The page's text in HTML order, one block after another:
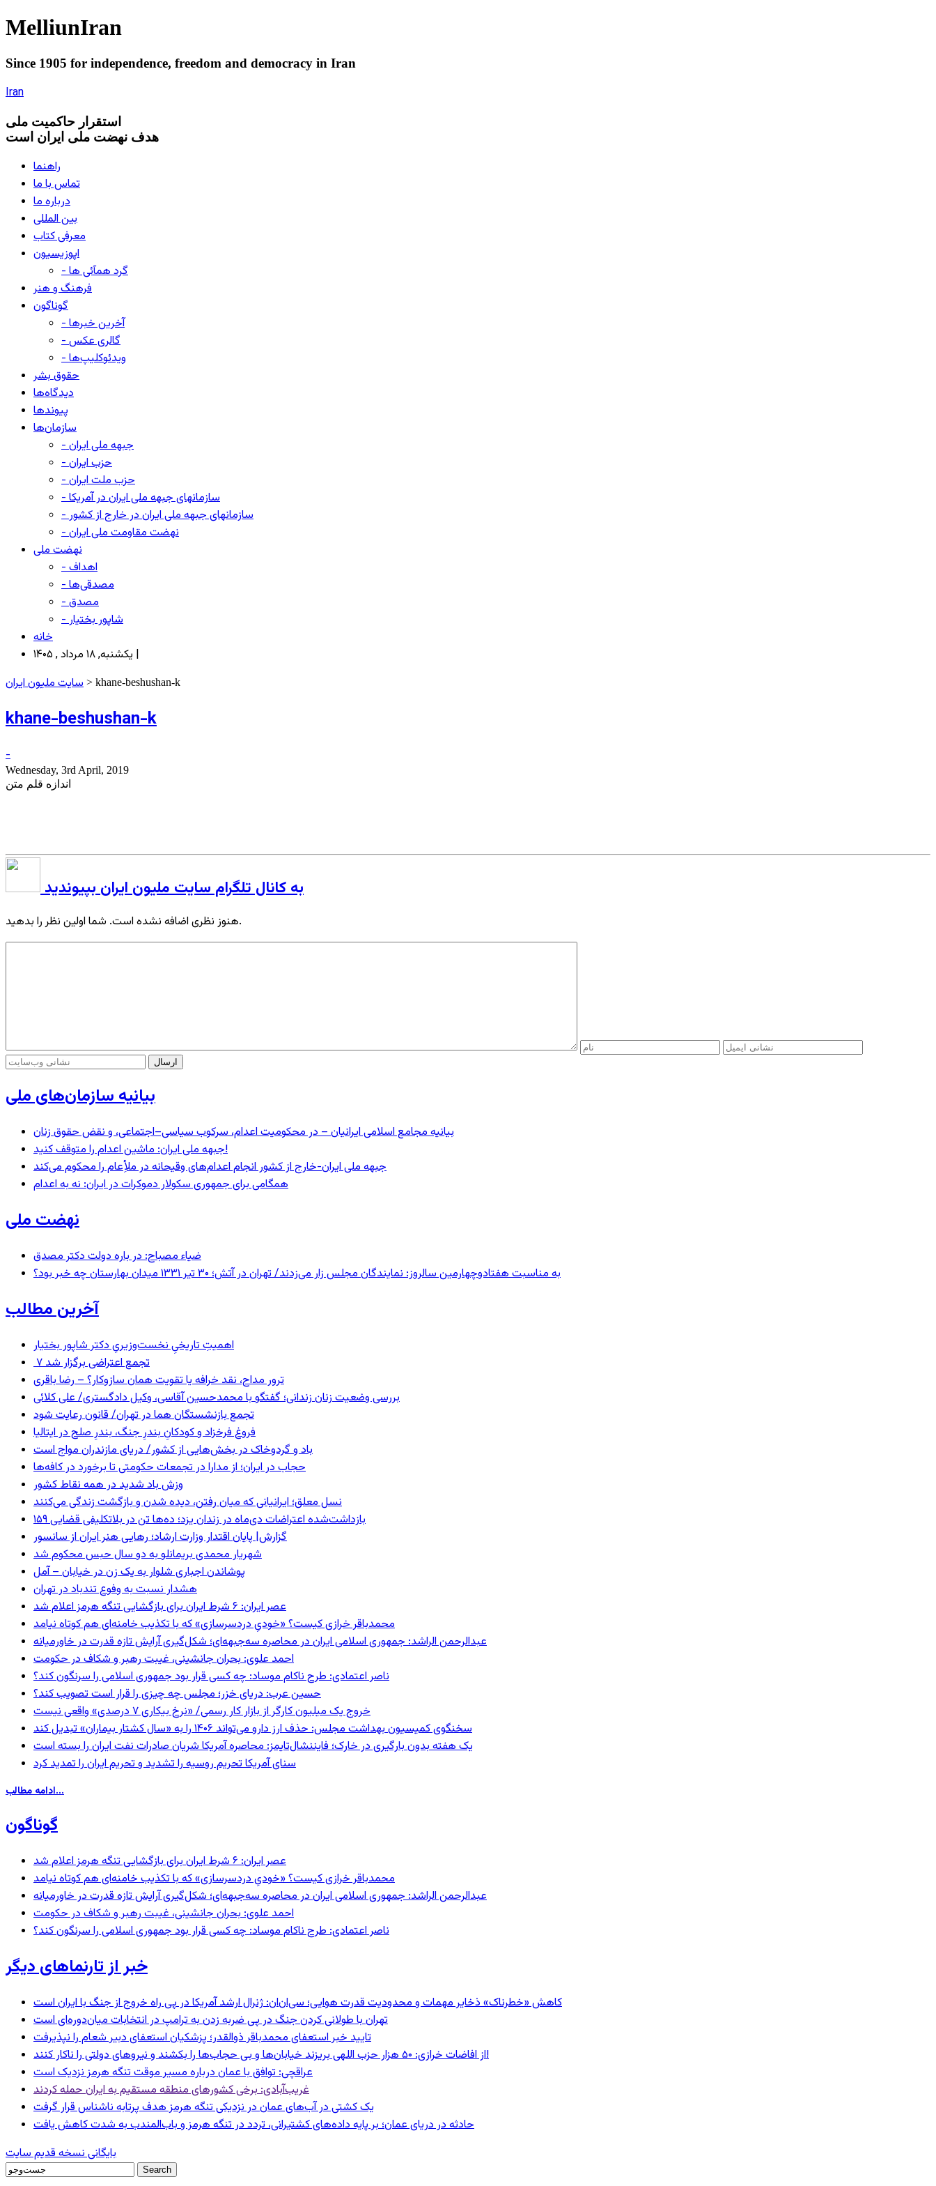
MelliunIran
Since 1905 for independence, freedom and democracy in Iran
Iran
استقرار حاکميت ملی
هدف نهضت ملی ایران است
راهنما
تماس با ما
درباره ما
بین المللی
معرفی کتاب
اپوزیسیون
- گرد همآئی ها
فرهنگ و هنر
گوناگون
- آخرین خبرها
- گالری عکس
- ویدئوکلیپ‌ها
حقوق بشر
دیدگاه‌ها
پیوندها
سازمان‌ها
- جبهه ملی ایران
- حزب ایران
- حزب ملت ایران
- سازمانهای جبهه ملی ایران در آمریکا
- سازمانهای جبهه ملی ایران در خارج از کشور
- نهضت مقاومت ملی ایران
نهضت ملی
- اهداف
- مصدقی‌ها
- مصدق
- شاپور بختیار
خانه
یکشنبه, ۱۸ مرداد , ۱۴۰۵ |
سایت ملیون ایران > khane-beshushan-k
khane-beshushan-k
-
Wednesday, 3rd April, 2019
اندازه قلم متن
به کانال تلگرام سایت ملیون ایران بپیوندید
هنوز نظری اضافه نشده است. شما اولین نظر را بدهید.
بیانیه سازمان‌های ملی
بیانیه مجامع اسلامی ایرانیان – در محکومیت اعدام، سرکوب سیاسی–اجتماعی، و نقض حقوق زنان
جبهه ملی ایران: ماشین اعدام را متوقف کنید!
جبهه ملی ایران-خارج از کشور انجام اعدام‌های وقیحانه در ملأِعام را محکوم می‌کند
همگامی برای جمهوری سکولار دموکرات در ایران: نه به اعدام
نهضت ملی
ضیاء مصباح: در باره دولت دکتر مصدق
به مناسبت هفتادوچهارمین سالروز: نمایندگان مجلس زار می‌زدند/ تهران در آتش؛ ۳۰ تیر ۱۳۳۱ میدان بهارستان چه خبر بود؟
آخرین مطالب
اهمیتِ تاریخیِ نخست‌وزیریِ دکتر شاپور بختیار
۷ تجمع اعتراضی برگزار شد
ترور مداح، نقد خرافه یا تقویت همان سازوکار؟ – رضا باقری
بررسی وضعیت زنان زندانی؛ گفتگو با محمدحسین آقاسی، وکیل دادگستری/ علی کلائی
تجمع بازنشستگان هما در تهران/ قانون رعایت شود
فروغ فرخزاد و کودکانِ بندرِ جنگ، بندرِ صلح در ایتالیا
باد و گردوخاک در بخش‌هایی از کشور/ دریای مازندران مواج است
حجاب در ایران؛ از مدارا در تجمعات حکومتی تا برخورد در کافه‌ها
وزش باد شدید در همه نقاط کشور
نسل معلق؛ ایرانیانی که میان رفتن، دیده شدن و بازگشت زندگی می‌کنند
۱۵۹ بازداشت‌شده اعتراضات دی‌ماه در زندان یزد؛ ده‌ها تن در بلاتکلیفی قضایی
گزارش| پایان اقتدار وزارت ارشاد؛ رهایی هنر ایران از سانسور
شهریار محمدی بریمانلو به دو سال حبس محکوم شد
پوشاندن اجباری شلوار به یک زن در خیابان – آمل
هشدار نسبت به وفوع تندباد در تهران
عصر ایران: ۶ شرط ایران برای بازگشایی تنگه هرمز اعلام شد
محمدباقر خرازی کیست؟ «خودیِ دردسرسازی» که با تکذیب خامنه‌ای هم کوتاه نیامد
عبدالرحمن الراشد: جمهوری اسلامی ایران در محاصره سه‌جبهه‌ای؛ شکل‌گیری آرایش تازه قدرت در خاورمیانه
احمد علوی: بحران جانشینی، غیبت رهبر و شکاف در حکومت
ناصر اعتمادی: طرح ناکام موساد: چه کسی قرار بود جمهوری اسلامی را سرنگون کند؟
حسین عرب: دریای خزر؛ مجلس چه چیزی را قرار است تصویب کند؟
خروج یک میلیون کارگر از بازار کار رسمی/ «نرخ بیکاری ۷ درصدی» واقعی نیست
سخنگوی کمیسیون بهداشت مجلس: حذف ارز دارو می‌تواند ۱۴۰۶ را به «سال کشتار بیماران» تبدیل کند
یک هفته بدون بارگیری در خارک؛ فایننشال‌تایمز: محاصره آمریکا شریان صادرات نفت ایران را بسته است
سنای آمریکا تحریم روسیه را تشدید و تحریم ایران را تمدید کرد
ادامه مطالب...
گوناگون
عصر ایران: ۶ شرط ایران برای بازگشایی تنگه هرمز اعلام شد
محمدباقر خرازی کیست؟ «خودیِ دردسرسازی» که با تکذیب خامنه‌ای هم کوتاه نیامد
عبدالرحمن الراشد: جمهوری اسلامی ایران در محاصره سه‌جبهه‌ای؛ شکل‌گیری آرایش تازه قدرت در خاورمیانه
احمد علوی: بحران جانشینی، غیبت رهبر و شکاف در حکومت
ناصر اعتمادی: طرح ناکام موساد: چه کسی قرار بود جمهوری اسلامی را سرنگون کند؟
خبر از تارنماهای دیگر
کاهش «خطرناک» ذخایر مهمات و محدودیت قدرت هوایی؛ سی‌ان‌ان: ژنرال ارشد آمریکا در پی راه خروج از جنگ با ایران است
تهران با طولانی کردن جنگ در پی ضربه زدن به ترامپ در انتخابات میان‌دوره‌ای است
تایید خبر استعفای محمدباقر ذوالقدر؛ پزشکیان استعفای دبیر شعام را نپذیرفت
از افاضات خرازی: ۵۰ هزار حزب اللهی بریزند خیابان‌ها و بی حجاب‌ها را بکشند و نیرو‌های دولتی را ناکار کنند!
عراقچی: توافق با عمان درباره مسیر موقت تنگه هرمز نزدیک است
غریب‌آبادی: برخی کشورهای منطقه مستقیم به ایران حمله کردند
یک کشتی در آب‌های عمان در نزدیکی تنگه هرمز هدف پرتابه ناشناس قرار گرفت
حادثه در دریای عمان؛ بر پایه داده‌های کشتیرانی، تردد در تنگه هرمز و باب‌المندب به شدت کاهش یافت
بایگانی نسخه قدیم سایت